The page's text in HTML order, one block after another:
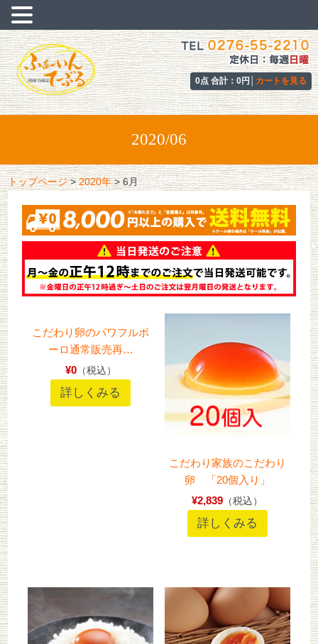
0点 合計：0円│ カートを見る
2020/06
トップページ>2020年>6月
こだわり卵のパワフルボ
ーロ通常販売再…
¥0（税込）
詳しくみる
こだわり家族のこだわり
卵 「20個入り」
¥2,839 （税込）
詳しくみる